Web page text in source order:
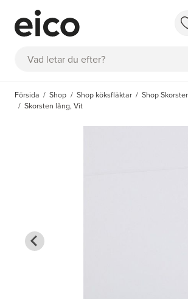
Sök
Försida Shop Shop köksfläktar
Shop
Skorsten lång, Vit